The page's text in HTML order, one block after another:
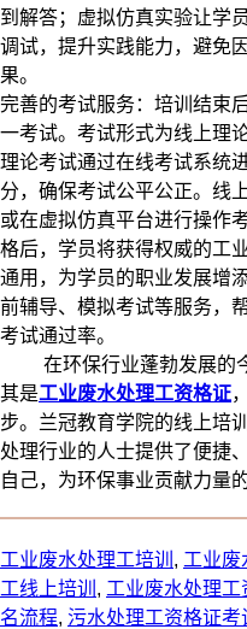
到解答；虚拟仿真实验让学
调试，提升实践能力，避免
果。​
完善的考试服务：培训结束
一考试。考试形式为线上理
理论考试通过在线考试系统
分，确保考试公平公正。线
或在虚拟仿真平台进行操作
格后，学员将获得权威的工
通用，为学员的职业发展增
前辅导、模拟考试等服务，
考试通过率。​
在环保行业蓬勃发展的今
其是工业废水处理工资格证
步。兰冠教育学院的线上培
处理行业的人士提供了便捷
自己，为环保事业贡献力量
工业废水处理工培训 , 工业废
工线上培训 , 工业废水处理工
名流程​, 污水处理工资格证考